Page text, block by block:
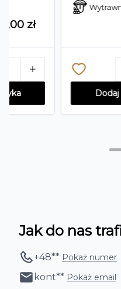
zł
Jak do nas
+48** Pokaż numer
kont** Pokaż email